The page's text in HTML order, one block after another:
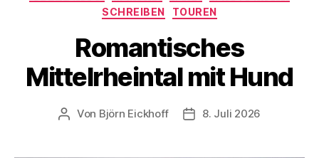
SCHREIBEN
TOUREN
Romantisches
Mittelrheintal mit Hund
Beitragsautor
Von Björn Eickhoff Veröffentlichungsdatum
8. Juli 2026